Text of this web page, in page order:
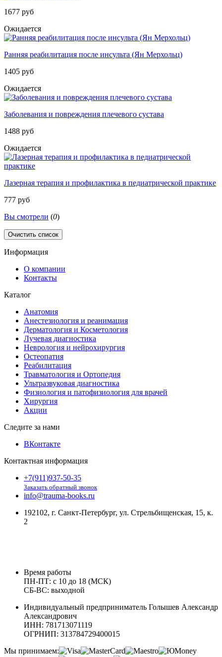
1677 руб
Ожидается
Ранняя реабилитация после инсульта (Ян Мерхольц)
1405 руб
Ожидается
Заболевания и повреждения плечевого сустава
1488 руб
Ожидается
Лазерная терапия и профилактика в педиатрической практике
777 руб
Вы смотрели (0)
Очистить список
Информация
О компании
Контакты
Каталог
Анатомия
Анестезиология и реанимация
Дерматология и Косметология
Лучевая диагностика
Неврология и нейрохирургия
Остеопатия
Реабилитация
Травматология и Ортопедия
Ультразвуковая диагностика
Физиология и патофизиология для врачей
Хирургия
Акции
Следите за нами
ВКонтакте
Контактная информация
+7(911)937-50-35
Заказать обратный звонок
info@trauma-books.ru
192102, г. Санкт-Петербург, ул. Стрельбищенская, 15, к.
2
Время работы
ПН-ПТ: с 10 до 18 (МСК)
СБ-ВС: выходной
Индивидуальный предприниматель Голышев Александр
Александрович
ИНН: 781713071119
ОГРНИП: 313784729400015
Мы принимаем: